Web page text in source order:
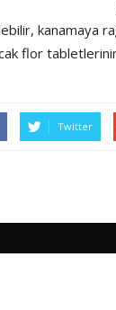
kanamaya
flor tabletlerinin
Twitter